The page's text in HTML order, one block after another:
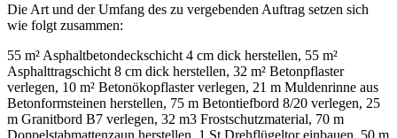
Die Art und der Umfang des zu vergebenden Auftrag setzen sich
wie folgt zusammen:
55 m² Asphaltbetondeckschicht 4 cm dick herstellen, 55 m²
Asphalttragschicht 8 cm dick herstellen, 32 m² Betonpflaster
verlegen, 10 m² Betonökopflaster verlegen, 21 m Muldenrinne aus
Betonformsteinen herstellen, 75 m Betontiefbord 8/20 verlegen, 25
m Granitbord B7 verlegen, 32 m3 Frostschutzmaterial, 70 m
Doppelstabmattenzaun herstellen, 1 St Drehflügeltor einbauen, 50 m